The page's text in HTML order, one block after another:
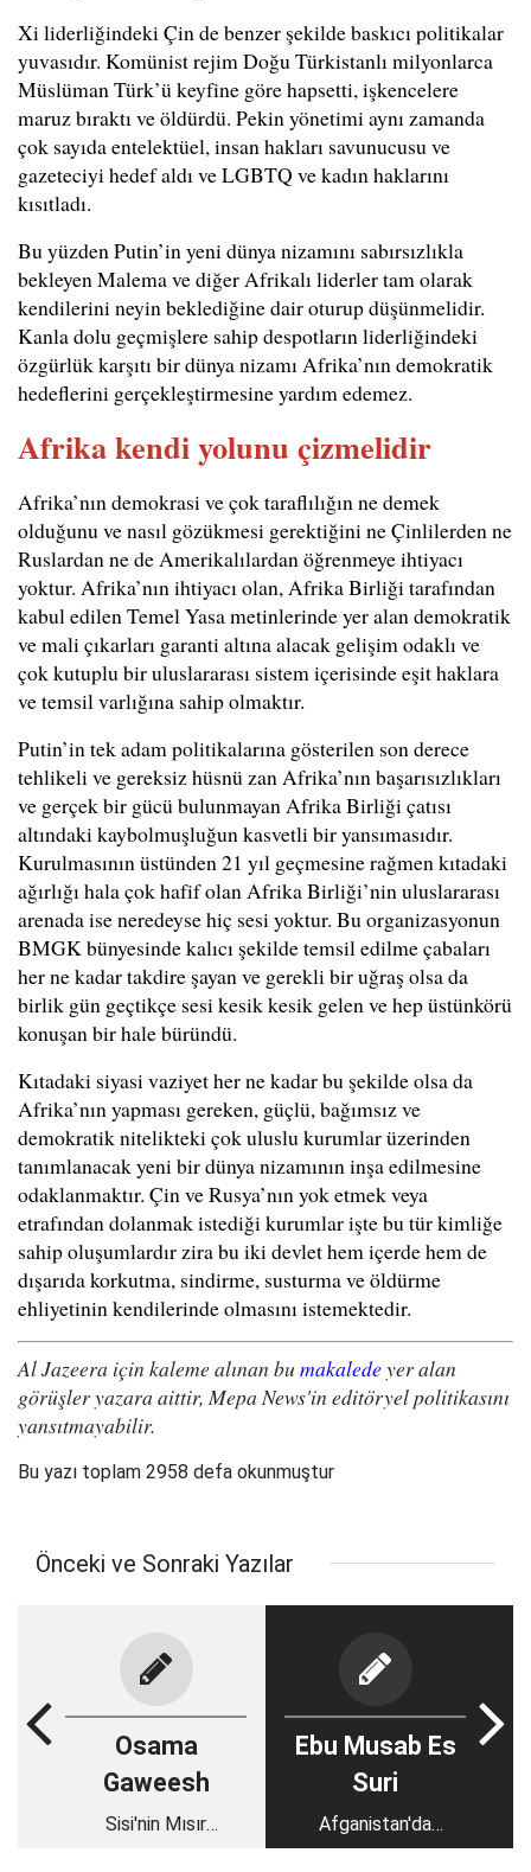
Xi liderliğindeki Çin de benzer şekilde baskıcı politikalar
yuvasıdır. Komünist rejim Doğu Türkistanlı milyonlarca
Müslüman Türk’ü keyfine göre hapsetti, işkencelere
maruz bıraktı ve öldürdü. Pekin yönetimi aynı zamanda
çok sayıda entelektüel, insan hakları savunucusu ve
gazeteciyi hedef aldı ve LGBTQ ve kadın haklarını
kısıtladı.
Bu yüzden Putin’in yeni dünya nizamını sabırsızlıkla
bekleyen Malema ve diğer Afrikalı liderler tam olarak
kendilerini neyin beklediğine dair oturup düşünmelidir.
Kanla dolu geçmişlere sahip despotların liderliğindeki
özgürlük karşıtı bir dünya nizamı Afrika’nın demokratik
hedeflerini gerçekleştirmesine yardım edemez.
Afrika kendi yolunu çizmelidir
Afrika’nın demokrasi ve çok taraflılığın ne demek
olduğunu ve nasıl gözükmesi gerektiğini ne Çinlilerden ne
Ruslardan ne de Amerikalılardan öğrenmeye ihtiyacı
yoktur. Afrika’nın ihtiyacı olan, Afrika Birliği tarafından
kabul edilen Temel Yasa metinlerinde yer alan demokratik
ve mali çıkarları garanti altına alacak gelişim odaklı ve
çok kutuplu bir uluslararası sistem içerisinde eşit haklara
ve temsil varlığına sahip olmaktır.
Putin’in tek adam politikalarına gösterilen son derece
tehlikeli ve gereksiz hüsnü zan Afrika’nın başarısızlıkları
ve gerçek bir gücü bulunmayan Afrika Birliği çatısı
altındaki kaybolmuşluğun kasvetli bir yansımasıdır.
Kurulmasının üstünden 21 yıl geçmesine rağmen kıtadaki
ağırlığı hala çok hafif olan Afrika Birliği’nin uluslararası
arenada ise neredeyse hiç sesi yoktur. Bu organizasyonun
BMGK bünyesinde kalıcı şekilde temsil edilme çabaları
her ne kadar takdire şayan ve gerekli bir uğraş olsa da
birlik gün geçtikçe sesi kesik kesik gelen ve hep üstünkörü
konuşan bir hale büründü.
Kıtadaki siyasi vaziyet her ne kadar bu şekilde olsa da
Afrika’nın yapması gereken, güçlü, bağımsız ve
demokratik nitelikteki çok uluslu kurumlar üzerinden
tanımlanacak yeni bir dünya nizamının inşa edilmesine
odaklanmaktır. Çin ve Rusya’nın yok etmek veya
etrafından dolanmak istediği kurumlar işte bu tür kimliğe
sahip oluşumlardır zira bu iki devlet hem içerde hem de
dışarıda korkutma, sindirme, susturma ve öldürme
ehliyetinin kendilerinde olmasını istemektedir.
Al Jazeera için kaleme alınan bu makaledeyer alan
görüşler yazara aittir, Mepa News'in editöryel politikasını
yansıtmayabilir.
Bu yazı toplam 2958 defa okunmuştur
Önceki ve Sonraki Yazılar
Osama
Gaweesh
Sisi'nin Mısır
Ebu Musab Es
Suri
Afganistan'da
Sovyetlere karşı